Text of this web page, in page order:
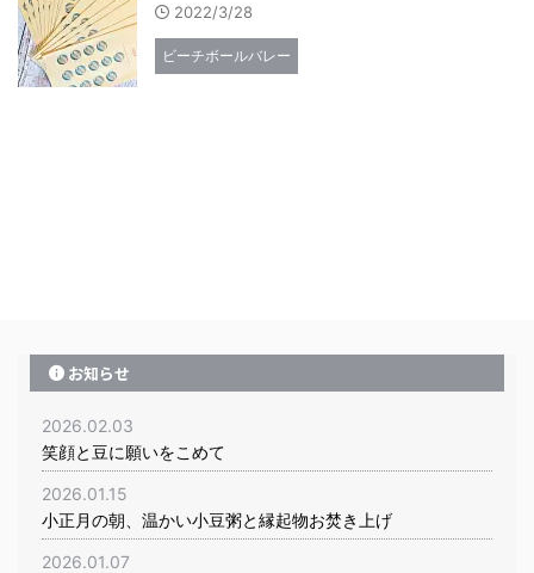
2022/3/28
ビーチボールバレー
お知らせ
2026.02.03
笑顔と豆に願いをこめて
2026.01.15
小正月の朝、温かい小豆粥と縁起物お焚き上げ
2026.01.07